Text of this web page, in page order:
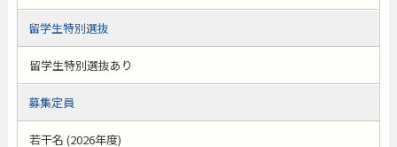
留学生特別選抜
留学生特別選抜あり
募集定員
若干名 (2026年度)